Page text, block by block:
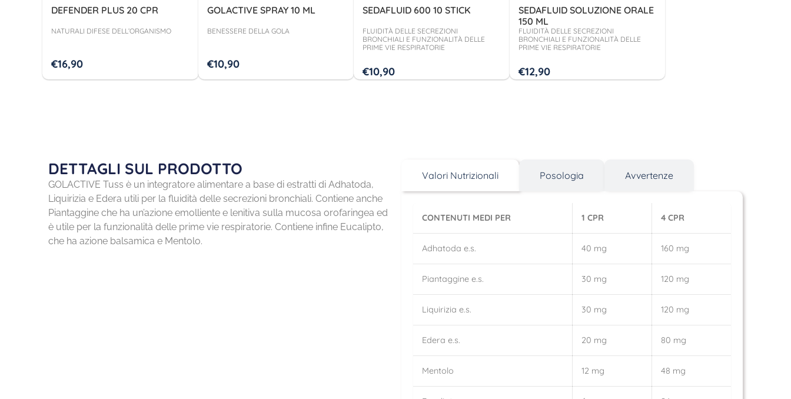
DEFENDER PLUS 20 CPR
NATURALI DIFESE DELL’ORGANISMO
€16,90
GOLACTIVE SPRAY 10 ML
BENESSERE DELLA GOLA
€10,90
SEDAFLUID 600 10 STICK
FLUIDITÀ DELLE SECREZIONI
BRONCHIALI E FUNZIONALITÀ DELLE
PRIME VIE RESPIRATORIE
€10,90
SEDAFLUID SOLUZIONE ORALE
150 ML
FLUIDITÀ DELLE SECREZIONI
BRONCHIALI E FUNZIONALITÀ DELLE
PRIME VIE RESPIRATORIE
€12,90
DETTAGLI SUL PRODOTTO
GOLACTIVE Tuss è un integratore alimentare a base di estratti di Adhatoda,
Liquirizia e Edera utili per la fluidità delle secrezioni bronchiali. Contiene anche
Piantaggine che ha un’azione emolliente e lenitiva sulla mucosa orofaringea ed
è utile per la funzionalità delle prime vie respiratorie. Contiene infine Eucalipto,
che ha azione balsamica e Mentolo.
Valori Nutrizionali Posologia Avvertenze
CONTENUTI MEDI PER 1 CPR 4 CPR
Adhatoda e.s. 40 mg 160 mg
Piantaggine e.s. 30 mg 120 mg
Liquirizia e.s. 30 mg 120 mg
Edera e.s. 20 mg 80 mg
Mentolo 12 mg 48 mg